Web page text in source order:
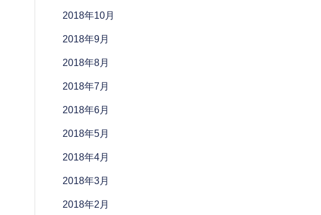
2018年10月
2018年9月
2018年8月
2018年7月
2018年6月
2018年5月
2018年4月
2018年3月
2018年2月